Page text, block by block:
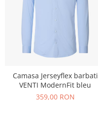
Camasa Jerseyflex barbati
VENTI ModernFit bleu
359,00 RON